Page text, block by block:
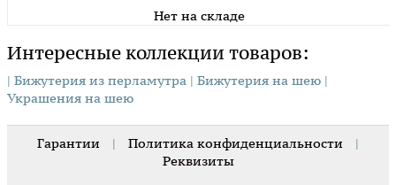
Нет на складе
Интересные коллекции товаров:
| Бижутерия из перламутра | Бижутерия на шею |
Украшения на шею
Гарантии | Политика конфиденциальности
|
Реквизиты